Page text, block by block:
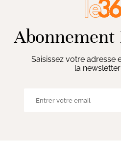
Saisissez votre adresse
la